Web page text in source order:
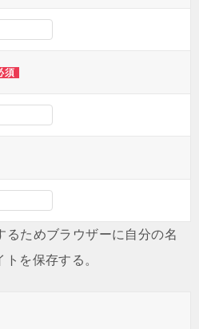
須
るためブラウザーに自分の名
を保存する。